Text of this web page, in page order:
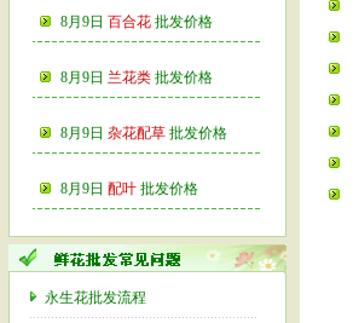
8月9日 百合花 批发价格
8月9日 兰花类 批发价格
8月9日 杂花配草 批发价格
8月9日 配叶 批发价格
永生花批发流程